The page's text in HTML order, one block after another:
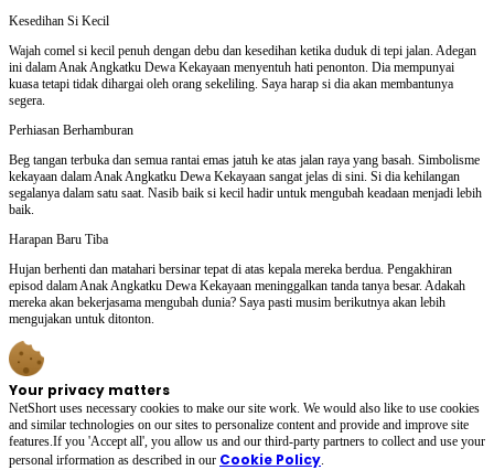
Kesedihan Si Kecil
Wajah comel si kecil penuh dengan debu dan kesedihan ketika duduk di tepi jalan. Adegan
ini dalam Anak Angkatku Dewa Kekayaan menyentuh hati penonton. Dia mempunyai
kuasa tetapi tidak dihargai oleh orang sekeliling. Saya harap si dia akan membantunya
segera.
Perhiasan Berhamburan
Beg tangan terbuka dan semua rantai emas jatuh ke atas jalan raya yang basah. Simbolisme
kekayaan dalam Anak Angkatku Dewa Kekayaan sangat jelas di sini. Si dia kehilangan
segalanya dalam satu saat. Nasib baik si kecil hadir untuk mengubah keadaan menjadi lebih
baik.
Harapan Baru Tiba
Hujan berhenti dan matahari bersinar tepat di atas kepala mereka berdua. Pengakhiran
episod dalam Anak Angkatku Dewa Kekayaan meninggalkan tanda tanya besar. Adakah
mereka akan bekerjasama mengubah dunia? Saya pasti musim berikutnya akan lebih
mengujakan untuk ditonton.
Your privacy matters
NetShort uses necessary cookies to make our site work. We would also like to use cookies
and similar technologies on our sites to personalize content and provide and improve site
features.If you 'Accept all', you allow us and our third-party partners to collect and use your
personal irformation as described in our Cookie Policy.